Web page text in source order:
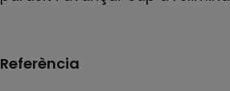
Referència